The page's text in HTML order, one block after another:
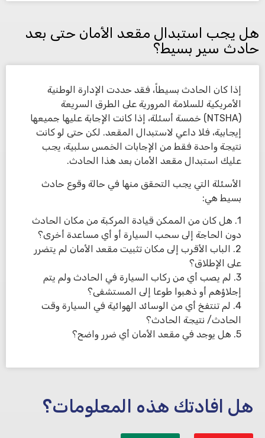
هل يجب استبدال مقعد الأمان حتى بعد
حادث سير بسيط؟
إذا كان الحادث بسيطاً، فقد حددت الإدارة الوطنية
الأمريكية للسلامة المرورية على الطرق السريعة
(NTSHA) خمسة أسئلة، إذا كانت الإجابة عليها جميعها
إيجابية، فلا داعي لاستبدال المقعد. لكن حتى لو كانت
نتيجة واحدة فقط من الإجابات الخمس سلبية، يجب
عليك استبدال مقعد الأمان بعد هذا الحادث.
الأسئلة التي يجب التحقق منها في حالة وقوع حادث
بسيط هي:
1. هل كان من الممكن قيادة المركبة من مكان الحادث
دون الحاجة إلى سحب السيارة أو أي مساعدة أخرى؟
2. الباب الأقرب إلى مكان تثبيت مقعد الأمان لم يتضرر
على الإطلاق؟
3. لم يصب أي من ركاب السيارة في الحادث ولم يتم
إجلاؤهم أو ذهبوا طوعا إلى المستشفى؟
4. لم تنتفخ أي من الوسائد الهوائية في السيارة وقت
الحادث/ نتيجة الحادث؟
5. هل يوجد في مقعد الأمان أي ضرر واضح؟
هل افادتك هذه المعلومات؟